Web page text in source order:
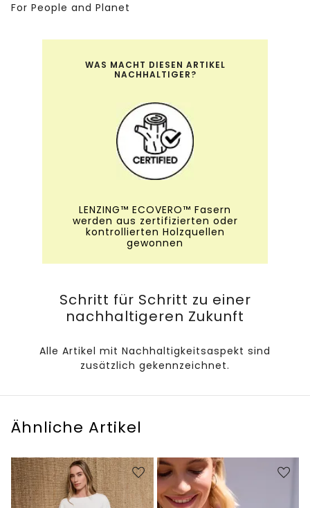
For People and Planet
WAS MACHT DIESEN ARTIKEL
NACHHALTIGER?
LENZING™ ECOVERO™ Fasern
werden aus zertifizierten oder
kontrollierten Holzquellen
gewonnen
Schritt für Schritt zu einer
nachhaltigeren Zukunft
Alle Artikel mit Nachhaltigkeitsaspekt sind
zusätzlich gekennzeichnet.
Ähnliche Artikel